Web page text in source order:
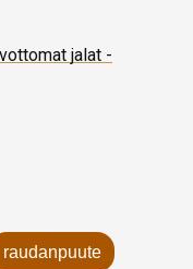
jalat -
raudanpuute